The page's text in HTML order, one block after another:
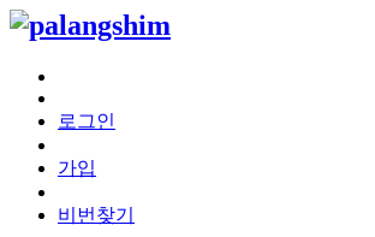
로그인
가입
비번찾기